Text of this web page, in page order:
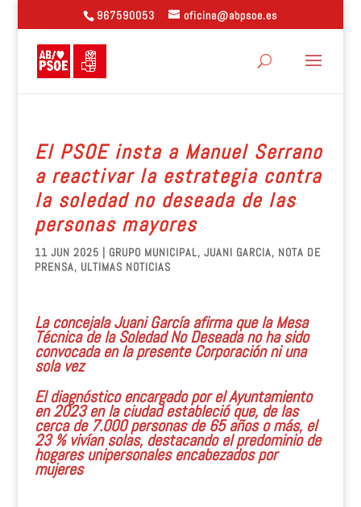
967590053 oficina@abpsoe.es
El PSOE insta a Manuel Serrano
a reactivar la estrategia contra
la soledad no deseada de las
personas mayores
11 JUN 2025 | GRUPO MUNICIPAL, JUANI GARCIA, NOTA DE
PRENSA, ULTIMAS NOTICIAS
La concejala Juani García afirma que la Mesa
Técnica de la Soledad No Deseada no ha sido
convocada en la presente Corporación ni una
sola vez
El diagnóstico encargado por el Ayuntamiento
en 2023 en la ciudad estableció que, de las
cerca de 7.000 personas de 65 años o más, el
23 % vivían solas, destacando el predominio de
hogares unipersonales encabezados por
mujeres